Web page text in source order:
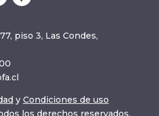
piso 3, Las Condes,
y Condiciones de uso